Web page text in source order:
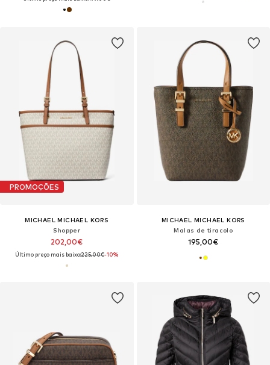
PROMOÇÕES
MICHAEL MICHAEL KORS
Shopper
202,00€
Último preço mais baixo:225,00€-10%
MICHAEL MICHAEL KORS
Malas de tiracolo
195,00€